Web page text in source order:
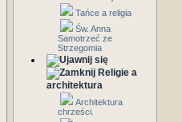
Tańce a religia
Św. Anna
Samotrzeć ze
Strzegomia
Religie a
architektura
Architektura
chrześci.